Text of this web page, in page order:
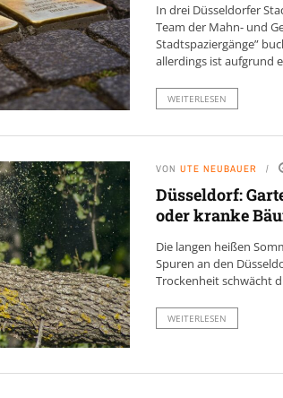
In drei Düsseldorfer
Team der Mahn- und
Stadtspaziergänge”
allerdings ist aufgrund
WEITERLESEN
VON UTE NEUBAUER
Düsseldorf:
oder kranke
Die langen heißen
Spuren an den
Trockenheit schwächt
WEITERLESEN